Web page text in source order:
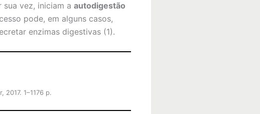
vez, iniciam a autodigestão
pode, em alguns casos,
enzimas digestivas (1).
1–1176 p.